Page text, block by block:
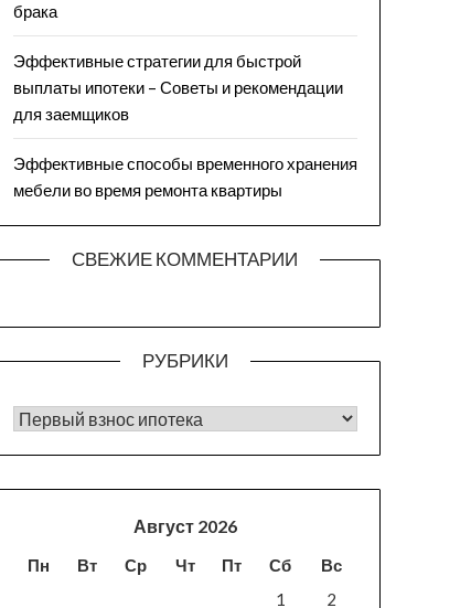
брака
Эффективные стратегии для быстрой
выплаты ипотеки – Советы и рекомендации
для заемщиков
Эффективные способы временного хранения
мебели во время ремонта квартиры
СВЕЖИЕ КОММЕНТАРИИ
РУБРИКИ
РУБРИКИ
Август 2026
Пн Вт Ср Чт Пт Сб
Вс
1
2